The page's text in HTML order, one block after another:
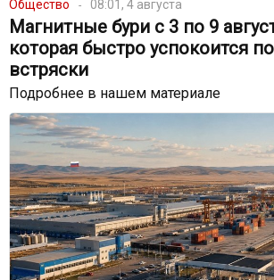
Общество 08:01, 4 августа
Магнитные бури с 3 по 9
которая быстро успокоится
встряски
Подробнее в нашем материале